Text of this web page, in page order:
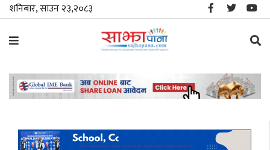
शनिबार, साउन २३,२०८३
समाचार
स्थानीय